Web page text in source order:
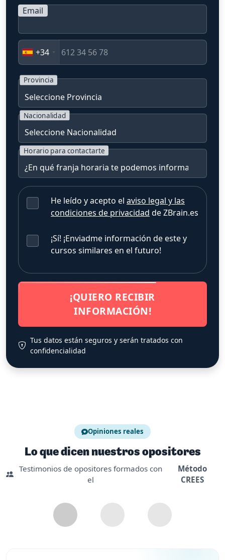
Email
+34
Provincia
Nacionalidad
Horario para contactarte
He leído y acepto el aviso legal y las
condiciones de privacidad de ZBrain.es
¡Sí! ¡Enviadme información de este y
cursos similares en el futuro!
¡QUIERO RECIBIR
INFORMACIÓN!
Tus datos están seguros y serán tratados con
confidencialidad
Opiniones reales
Lo que dicen nuestros opositores
Testimonios de opositores formados con
el
Método
CREES